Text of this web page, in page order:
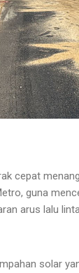
cepat
guna
arus lalu
solar